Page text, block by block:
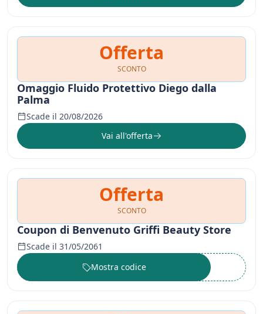
Offerta
SCONTO
Omaggio Fluido Protettivo Diego dalla
Palma
Scade il 20/08/2026
Vai all'offerta
Offerta
SCONTO
Coupon di Benvenuto Griffi Beauty Store
Scade il 31/05/2061
••••••
Mostra codice